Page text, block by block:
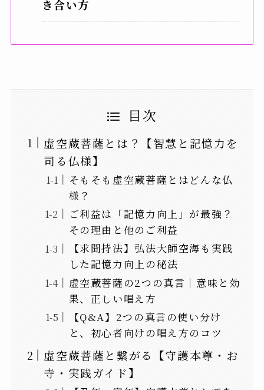
き合い方
目次
虚空蔵菩薩とは？【智慧と記憶力を
司る仏様】
そもそも虚空蔵菩薩とはどんな仏
様？
ご利益は「記憶力向上」が最強？
その理由と他のご利益
【求聞持法】弘法大師空海も実践
した記憶力向上の秘法
虚空蔵菩薩の2つの真言｜意味と効
果、正しい唱え方
【Q&A】2つの真言の使い分け
と、初心者向けの唱え方のコツ
虚空蔵菩薩と繋がる【守護本尊・お
寺・実践ガイド】